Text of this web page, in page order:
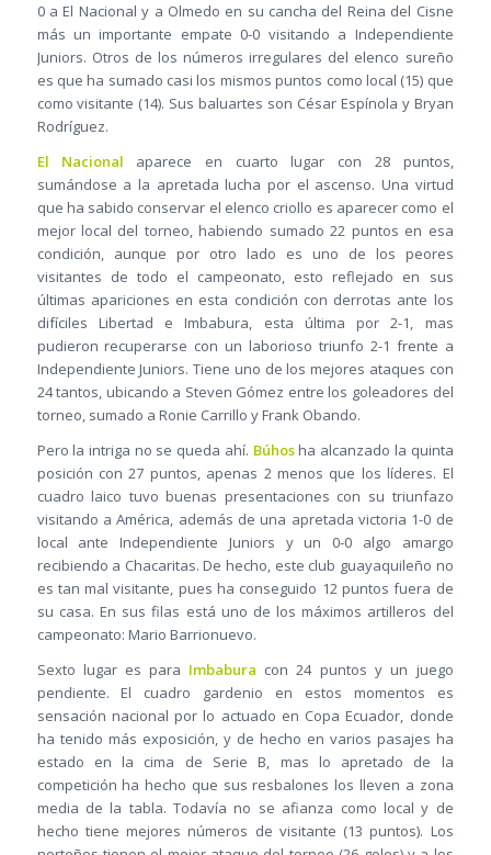
0 a El Nacional y a Olmedo en su cancha del Reina del Cisne
más un importante empate 0-0 visitando a Independiente
Juniors. Otros de los números irregulares del elenco sureño
es que ha sumado casi los mismos puntos como local (15) que
como visitante (14). Sus baluartes son César Espínola y Bryan
Rodríguez.
El Nacional aparece en cuarto lugar con 28 puntos,
sumándose a la apretada lucha por el ascenso. Una virtud
que ha sabido conservar el elenco criollo es aparecer como el
mejor local del torneo, habiendo sumado 22 puntos en esa
condición, aunque por otro lado es uno de los peores
visitantes de todo el campeonato, esto reflejado en sus
últimas apariciones en esta condición con derrotas ante los
difíciles Libertad e Imbabura, esta última por 2-1, mas
pudieron recuperarse con un laborioso triunfo 2-1 frente a
Independiente Juniors. Tiene uno de los mejores ataques con
24 tantos, ubicando a Steven Gómez entre los goleadores del
torneo, sumado a Ronie Carrillo y Frank Obando.
Pero la intriga no se queda ahí. Búhosha alcanzado la quinta
posición con 27 puntos, apenas 2 menos que los líderes. El
cuadro laico tuvo buenas presentaciones con su triunfazo
visitando a América, además de una apretada victoria 1-0 de
local ante Independiente Juniors y un 0-0 algo amargo
recibiendo a Chacaritas. De hecho, este club guayaquileño no
es tan mal visitante, pues ha conseguido 12 puntos fuera de
su casa. En sus filas está uno de los máximos artilleros del
campeonato: Mario Barrionuevo.
Sexto lugar es para Imbabura con 24 puntos y un juego
pendiente. El cuadro gardenio en estos momentos es
sensación nacional por lo actuado en Copa Ecuador, donde
ha tenido más exposición, y de hecho en varios pasajes ha
estado en la cima de Serie B, mas lo apretado de la
competición ha hecho que sus resbalones los lleven a zona
media de la tabla. Todavía no se afianza como local y de
hecho tiene mejores números de visitante (13 puntos). Los